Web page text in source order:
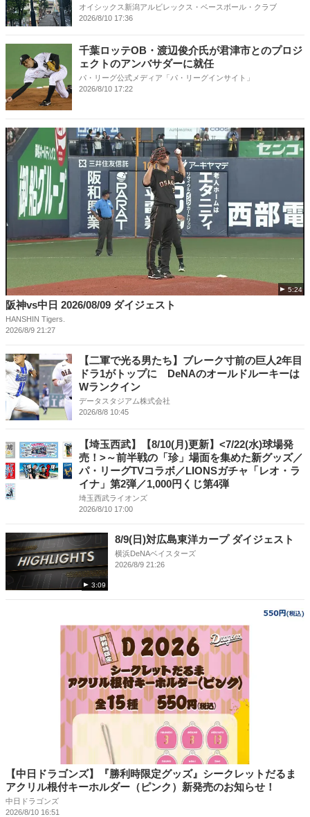
オイシックス新潟アルビレックス・ベースボール・クラブ
2026/8/10 17:36
千葉ロッテOB・渡辺俊介氏が君津市とのプロジ
ェクトのアンバサダーに就任
パ・リーグ公式メディア「パ・リーグインサイト」
2026/8/10 17:22
5:24
阪神vs中日 2026/08/09 ダイジェスト
HANSHIN Tigers.
2026/8/9 21:27
【二軍で光る男たち】ブレーク寸前の巨人2年目
ドラ1がトップに DeNAのオールドルーキーは
Wランクイン
データスタジアム株式会社
2026/8/8 10:45
【埼玉西武】【8/10(月)更新】<7/22(水)球場発
売！>～前半戦の「珍」場面を集めた新グッズ／
パ・リーグTVコラボ／LIONSガチャ「レオ・ラ
イナ」第2弾／1,000円くじ第4弾
埼玉西武ライオンズ
2026/8/10 17:00
3:09
8/9(日)対広島東洋カープ ダイジェスト
横浜DeNAベイスターズ
2026/8/9 21:26
【中日ドラゴンズ】『勝利時限定グッズ』シークレットだるま
アクリル根付キーホルダー（ピンク）新発売のお知らせ！
中日ドラゴンズ
2026/8/10 16:51